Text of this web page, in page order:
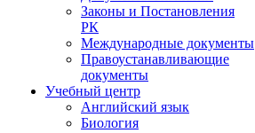
Законы и Постановления
РК
Международные документы
Правоустанавливающие
документы
Учебный центр
Английский язык
Биология